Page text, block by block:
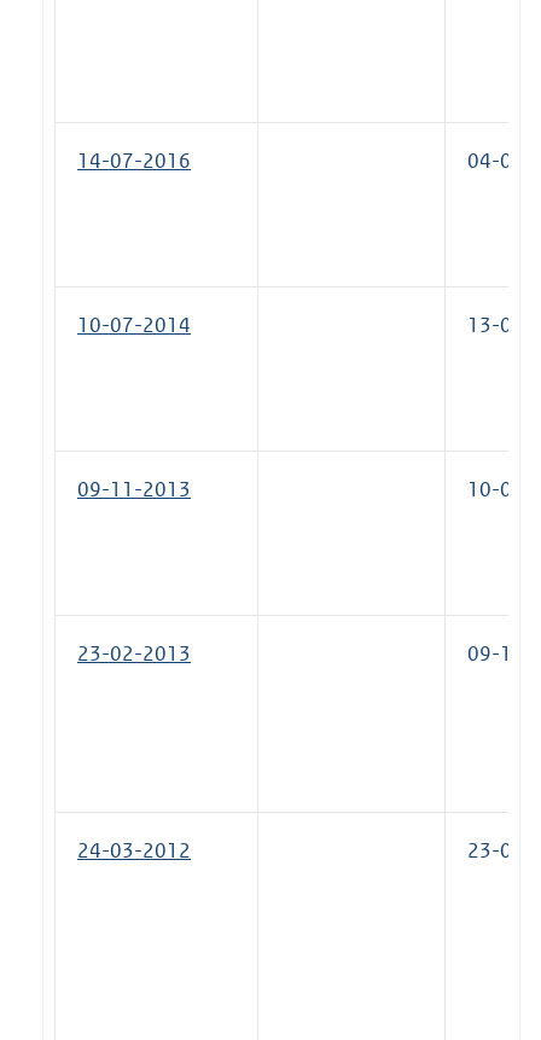
14-07-2016 04-05-
10-07-2014 13-07-
09-11-2013 10-07-
23-02-2013 09-11-
24-03-2012 23-02-